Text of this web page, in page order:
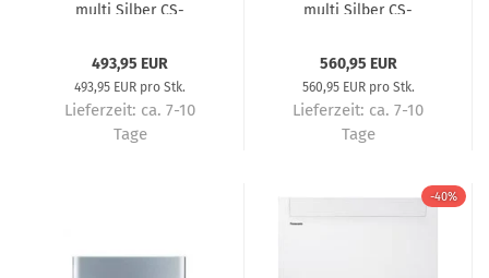
multi Silber CS-
Wandgerät 2,5 kW R32
– Multisplit-
Klimaanlage
493,95 EUR
493,95 EUR pro Stk.
Lieferzeit: ca. 7-10
Tage
multi Silber CS-
Wandgerät 3,5 kW R32
– Multisplit-
Klimaanlage
560,95 EUR
560,95 EUR pro Stk.
Lieferzeit: ca. 7-10
Tage
-40%